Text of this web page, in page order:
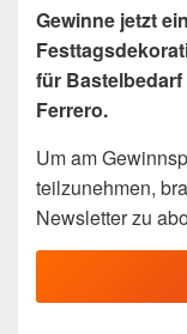
Gewinne jetzt
für
Ferrero.
Um am
teilzunehmen,
Newsletter zu